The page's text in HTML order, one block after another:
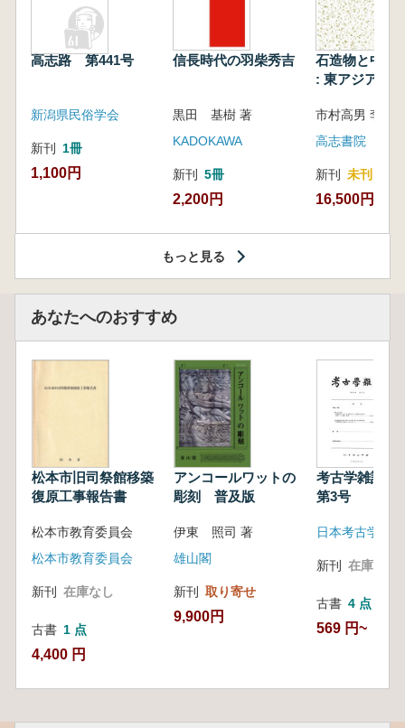
高志路 第441号
新潟県民俗学会
新刊 1冊
1,100円
信長時代の羽柴秀吉
黒田 基樹 著
KADOKAWA
新刊 5冊
2,200円
石造物と中世
: 東アジアと
高志書院
新刊 未刊
16,500円
もっと見る
あなたへのおすすめ
松本市旧司祭館移築
復原工事報告書
松本市教育委員会
松本市教育委員会
新刊 在庫なし
古書 1 点
4,400 円
アンコールワットの
彫刻 普及版
伊東 照司 著
雄山閣
新刊 取り寄せ
9,900円
考古学雑誌
第3号
日本考古学会
新刊 在庫なし
古書 4 点
569 円~